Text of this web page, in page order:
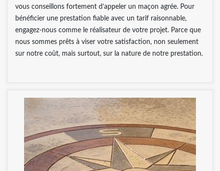
vous conseillons fortement d’appeler un maçon agrée. Pour
bénéficier une prestation fiable avec un tarif raisonnable,
engagez-nous comme le réalisateur de votre projet. Parce que
nous sommes prêts à viser votre satisfaction, non seulement
sur notre coût, mais surtout, sur la nature de notre prestation.